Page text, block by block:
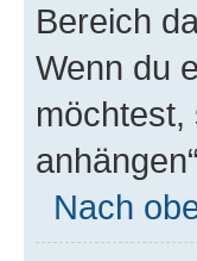
Bereich
Wenn du
möchtest,
Nach